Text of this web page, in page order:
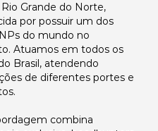
Grande do Norte,
por possuir um dos
do mundo no
Atuamos em todos os
Brasil, atendendo
de diferentes portes e
combina